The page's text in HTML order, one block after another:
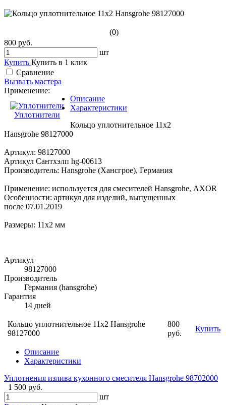
(0)
800 руб.
шт
Купить Купить в 1 клик
Сравнение
Вызвать мастера
Применение:
Уплотнители
Описание
Характеристики
Кольцо уплотнительное 11x2
Hansgrohe 98127000
Артикул: 98127000
Артикул Сантхэлп hg-00613
Производитель: Hansgrohe (Хансгрое), Германия
Применение: используется для смесителей Hansgrohe, AXOR
Особенности: артикул для изделий, выпущенных
после 07.01.2019
Размеры: 11x2 мм
Артикул
98127000
Производитель
Германия (hansgrohe)
Гарантия
14 дней
Кольцо уплотнительное 11x2 Hansgrohe
98127000
800
руб.
Купить
Описание
Характеристики
Уплотнения излива кухонного смесителя Hansgrohe 98702000
1 500 руб.
шт